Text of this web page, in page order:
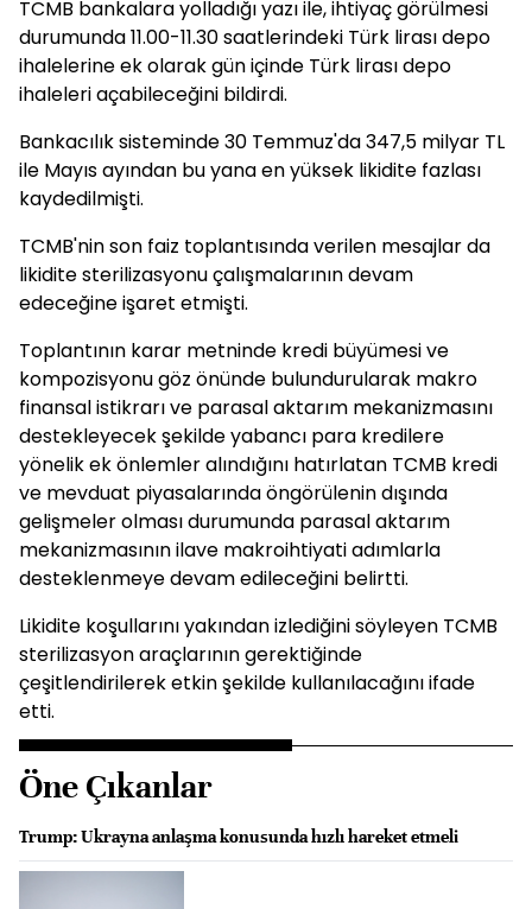
TCMB bankalara yolladığı yazı ile, ihtiyaç görülmesi
durumunda 11.00-11.30 saatlerindeki Türk lirası depo
ihalelerine ek olarak gün içinde Türk lirası depo
ihaleleri açabileceğini bildirdi.
Bankacılık sisteminde 30 Temmuz'da 347,5 milyar TL
ile Mayıs ayından bu yana en yüksek likidite fazlası
kaydedilmişti.
TCMB'nin son faiz toplantısında verilen mesajlar da
likidite sterilizasyonu çalışmalarının devam
edeceğine işaret etmişti.
Toplantının karar metninde kredi büyümesi ve
kompozisyonu göz önünde bulundurularak makro
finansal istikrarı ve parasal aktarım mekanizmasını
destekleyecek şekilde yabancı para kredilere
yönelik ek önlemler alındığını hatırlatan TCMB kredi
ve mevduat piyasalarında öngörülenin dışında
gelişmeler olması durumunda parasal aktarım
mekanizmasının ilave makroihtiyati adımlarla
desteklenmeye devam edileceğini belirtti.
Likidite koşullarını yakından izlediğini söyleyen TCMB
sterilizasyon araçlarının gerektiğinde
çeşitlendirilerek etkin şekilde kullanılacağını ifade
etti.
Öne Çıkanlar
Trump: Ukrayna anlaşma konusunda hızlı hareket etmeli